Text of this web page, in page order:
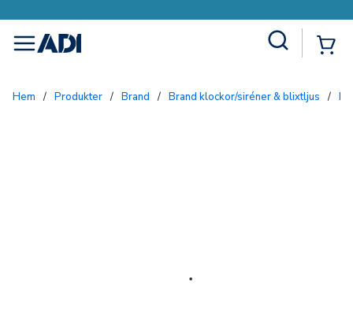
menu
Hem / Produkter / Brand / Brand klockor/siréner & blixtljus /